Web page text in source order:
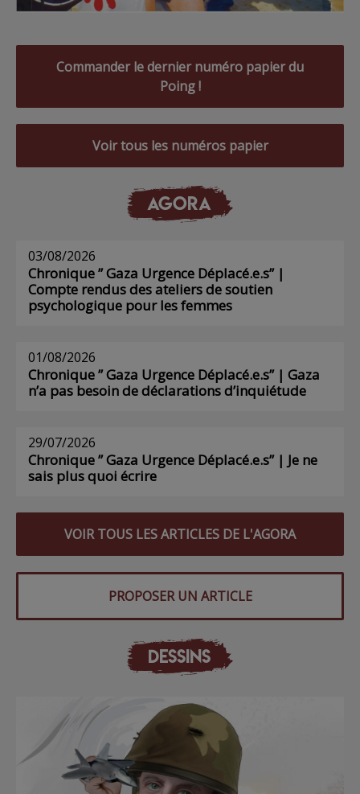
Commander le dernier numéro papier du
Poing !
Voir tous les numéros papier
AGORA
03/08/2026
Chronique ” Gaza Urgence Déplacé.e.s” |
Compte rendus des ateliers de soutien
psychologique pour les femmes
01/08/2026
Chronique ” Gaza Urgence Déplacé.e.s” | Gaza
n’a pas besoin de déclarations d’inquiétude
29/07/2026
Chronique ” Gaza Urgence Déplacé.e.s” | Je ne
sais plus quoi écrire
VOIR TOUS LES ARTICLES DE L'AGORA
PROPOSER UN ARTICLE
DESSINS